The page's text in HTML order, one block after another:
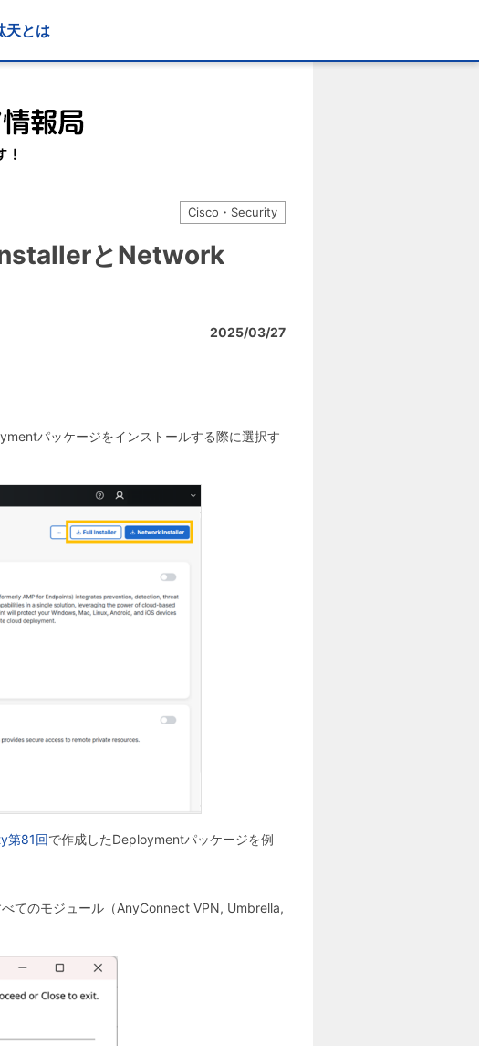
天とは
Cisco・Security
とNetwork
2025/03/27
パッケージをインストールする際に選択す
第81回で作成したDeploymentパッケージを例
てのモジュール（AnyConnect VPN, Umbrella,